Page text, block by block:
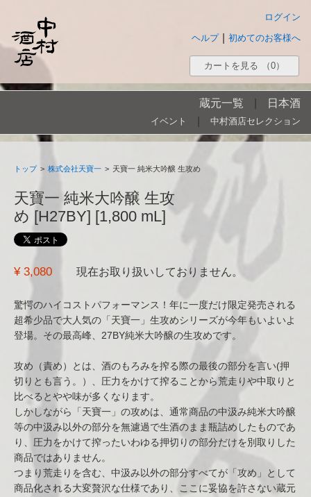
ログイン
初めてのお客様へ
ヘルプ
カートを見る （0）
蔵元一覧 日本酒
イベント 中村酒店セレクション
トップ > 株式会社天寶一 > 天寶一 純米大吟醸 生攻め
天寶一 純米大吟醸 生攻
め [H27BY] [1,800 mL]
¥ 3,080 現在お取り扱いしておりません。
驚愕のハイコストパフォーマンス！年に一度だけ限定発売される
超希少品で大人気の「天寶一」生攻めシリーズが今年もいよいよ
登場。その最高峰、27BY純米大吟醸の生攻めです。
攻め（責め）とは、酒のもろみを搾る際の最後の部分を言い(押
切りとも言う。）、圧力をかけて搾ることから荒走りや中取りと
比べるとやや味が多くなります。
しかしながら「天寶一」の攻めは、通常商品の中汲み純米大吟醸
等の中汲み以外の部分を無濾過で生酒のまま瓶詰めしたものであ
り、圧力をかけて搾ったいわゆる押切りの部分だけを別取りした
商品ではありません。
つまり荒走りを含む、中汲み以外の部分すべてが「攻め」として
商品化される大変贅沢な仕様であり、ここに妥協を許さない蔵元